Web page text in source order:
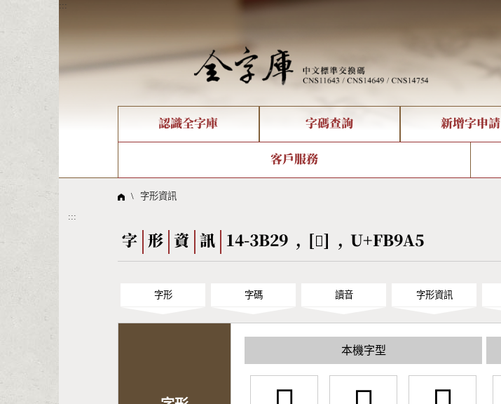
:::
認識全字庫
全字庫現況
線上教學
字碼查詢
部件查詢
倉頡查詢
Big5查詢 拼音查詢
新增字申請
造字解決方案
字形下載
客戶服務
問題集
\ 字形資訊
:::
字 形 資 訊 14-3B29 , [󻦥] , U+FB9A5
字形 字碼 讀音 字形資訊
本機字型